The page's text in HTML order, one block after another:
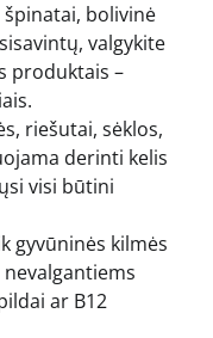
bolivinė
valgykite
produktais –
riešutai, sėklos,
derinti kelis
visi būtini
gyvūninės kilmės
ar B12